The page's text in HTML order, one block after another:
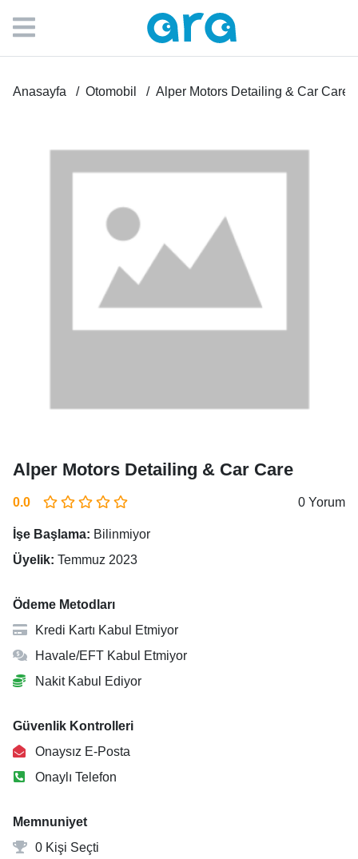
Anasayfa Otomobil Alper Motors Detailing & Car Care
Alper Motors Detailing & Car Care
0.0 0 Yorum
İşe Başlama: Bilinmiyor
Üyelik: Temmuz 2023
Ödeme Metodları
Kredi Kartı Kabul Etmiyor
Havale/EFT Kabul Etmiyor
Nakit Kabul Ediyor
Güvenlik Kontrolleri
Onaysız E-Posta
Onaylı Telefon
Memnuniyet
0 Kişi Seçti